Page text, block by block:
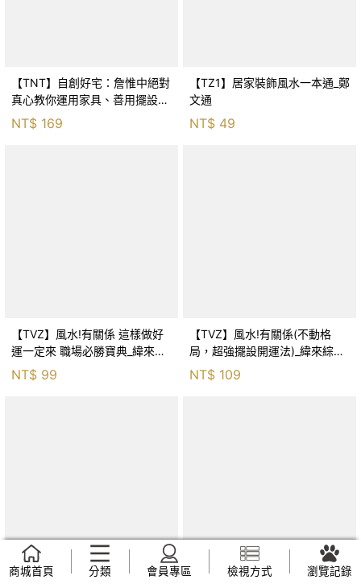
【TNT】自創好宅：詹惟中絕對
真心教你運用家具、善用擺設添
運增富貴_詹惟中
NT$ 169
【TZ1】居家裝飾風水一本通_鄭
文通
NT$ 49
【TVZ】風水!有關係 這樣做好
運一定來 職場必勝寶典_緯來綜
合台
NT$ 99
【TVZ】風水!有關係(不動格
局，超強擺設開運法)_緯來綜合
台
NT$ 109
商城首頁 分類 會員專區 檢視方式 瀏覽記錄